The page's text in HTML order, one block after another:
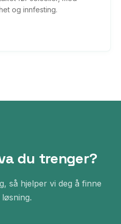
og innfesting.
du trenger?
så hjelper vi deg å finne